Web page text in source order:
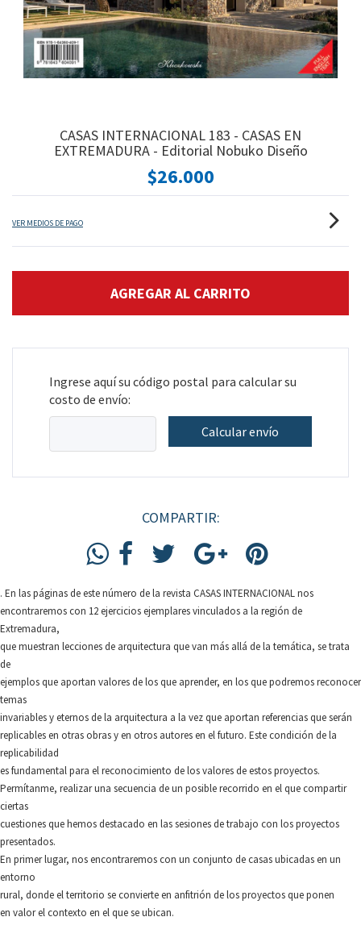
CASAS INTERNACIONAL 183 - CASAS EN
EXTREMADURA - Editorial Nobuko Diseño
$26.000
VER MEDIOS DE PAGO
Ingrese aquí su código postal para calcular su
costo de envío:
Calcular envío
COMPARTIR:
. En las páginas de este número de la revista CASAS INTERNACIONAL nos
encontraremos con 12 ejercicios ejemplares vinculados a la región de
Extremadura,
que muestran lecciones de arquitectura que van más allá de la temática, se trata
de
ejemplos que aportan valores de los que aprender, en los que podremos reconocer
temas
invariables y eternos de la arquitectura a la vez que aportan referencias que serán
replicables en otras obras y en otros autores en el futuro. Este condición de la
replicabilidad
es fundamental para el reconocimiento de los valores de estos proyectos.
Permítanme, realizar una secuencia de un posible recorrido en el que compartir
ciertas
cuestiones que hemos destacado en las sesiones de trabajo con los proyectos
presentados.
En primer lugar, nos encontraremos con un conjunto de casas ubicadas en un
entorno
rural, donde el territorio se convierte en anfitrión de los proyectos que ponen
en valor el contexto en el que se ubican.